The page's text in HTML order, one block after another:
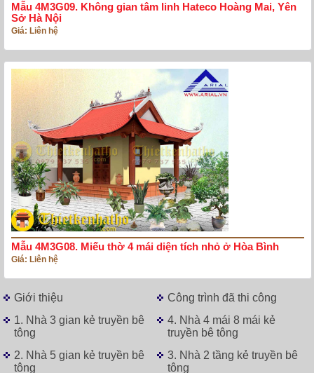
Mẫu 4M3G09. Không gian tâm linh Hateco Hoàng Mai, Yên
Sở Hà Nội
Giá: Liên hệ
Mẫu 4M3G08. Miếu thờ 4 mái diện tích nhỏ ở Hòa Bình
Giá: Liên hệ
Giới thiệu
Công trình đã thi công
1. Nhà 3 gian kẻ truyền bê
tông
4. Nhà 4 mái 8 mái kẻ
truyền bê tông
2. Nhà 5 gian kẻ truyền bê
tông
3. Nhà 2 tầng kẻ truyền bê
tông